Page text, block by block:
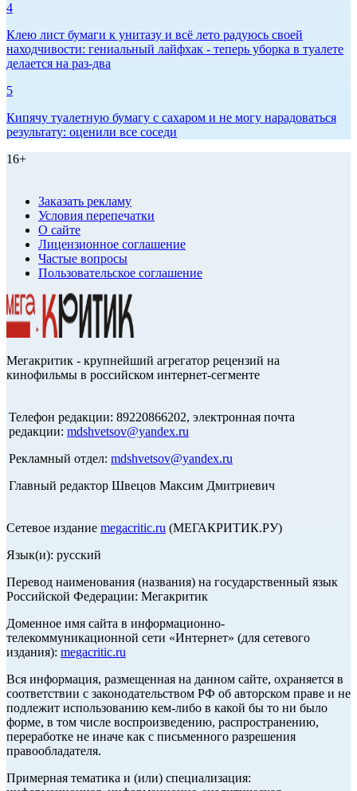
4
Клею лист бумаги к унитазу и всё лето радуюсь своей
находчивости: гениальный лайфхак - теперь уборка в туалете
делается на раз-два
5
Кипячу туалетную бумагу с сахаром и не могу нарадоваться
результату: оценили все соседи
16+
Заказать рекламу
Условия перепечатки
О сайте
Лицензионное соглашение
Частые вопросы
Пользовательское соглашение
Мегакритик - крупнейший агрегатор рецензий на
кинофильмы в российском интернет-сегменте
Телефон редакции: 89220866202, электронная почта
редакции: mdshvetsov@yandex.ru
Рекламный отдел: mdshvetsov@yandex.ru
Главный редактор Швецов Максим Дмитриевич
Сетевое издание megacritic.ru (МЕГАКРИТИК.РУ)
Язык(и): русский
Перевод наименования (названия) на государственный язык
Российской Федерации: Мегакритик
Доменное имя сайта в информационно-
телекоммуникационной сети «Интернет» (для сетевого
издания): megacritic.ru
Вся информация, размещенная на данном сайте, охраняется в
соответствии с законодательством РФ об авторском праве и не
подлежит использованию кем-либо в какой бы то ни было
форме, в том числе воспроизведению, распространению,
переработке не иначе как с письменного разрешения
правообладателя.
Примерная тематика и (или) специализация: